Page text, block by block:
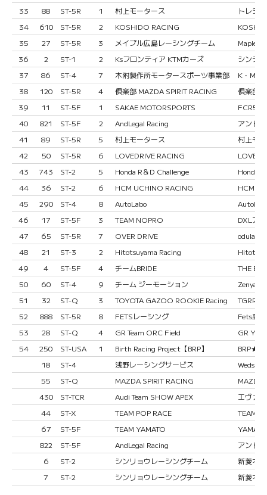
33
88 ST-5R 1 村上モータース
トレジ
34
610 ST-5R 2 KOSHIDO RACING
35
27 ST-5R 3 メイプル広島レーシングチーム
Maple
36
2 ST-1 2 Ksフロンティア KTMカーズ
シンテ
37
86 ST-4 7 木附製作所モータースポーツ事業部
K・M・
38
120 ST-5R 4 倶楽部 MAZDA SPIRIT RACING
倶楽部
39
11 ST-5F 1 SAKAE MOTORSPORTS
FCR58
40
821 ST-5F 2 AndLegal Racing
アンド
41
89 ST-5R 5 村上モータース
村上モ
42
50 ST-5R 6 LOVEDRIVE RACING
43
743 ST-2 5 Honda R＆D Challenge
Honda
44
36 ST-2 6 HCM UCHINO RACING
HCM 内
45
290 ST-4 8 AutoLabo
46
17 ST-5F 3 TEAM NOPRO
DXLア
47
65 ST-5R 7 OVER DRIVE
odula
48
21 ST-3 2 Hitotsuyama Racing
49
4 ST-5F 4 チームBRIDE
THE
50
60 ST-4 9 チーム ジーモーション
51
32 ST-Q 3 TOYOTA GAZOO ROOKIE Racing
TGRR
52
888 ST-5R 8 FETSレーシング
Fets高
53
28 ST-Q 4 GR Team ORC Field
GR
54
250 ST-USA 1 Birth Racing Project【BRP】
18
ST-4 浅野レーシングサービス
55
ST-Q MAZDA SPIRIT RACING
MAZDA
430
ST-TCR Audi Team SHOW APEX
エヴァ
44
ST-X TEAM POP RACE
TEAM
67
ST-5F TEAM YAMATO
822
ST-5F AndLegal Racing
アンド
6
ST-2 シンリョウレーシングチーム
新菱オ
7
ST-2 シンリョウレーシングチーム 新菱オ